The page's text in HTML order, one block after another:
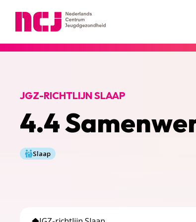
4.4
JGZ-RICHTLIJN SLAAP
Slaap